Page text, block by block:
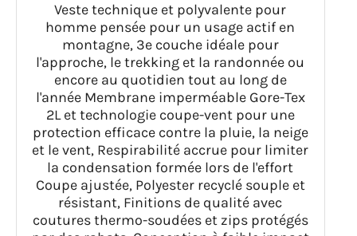
Veste technique et polyvalente pour
homme pensée pour un usage actif en
montagne, 3e couche idéale pour
l'approche, le trekking et la randonnée ou
encore au quotidien tout au long de
l'année Membrane imperméable Gore-Tex
2L et technologie coupe-vent pour une
protection efficace contre la pluie, la neige
et le vent, Respirabilité accrue pour limiter
la condensation formée lors de l'effort
Coupe ajustée, Polyester recyclé souple et
résistant, Finitions de qualité avec
coutures thermo-soudées et zips protégés